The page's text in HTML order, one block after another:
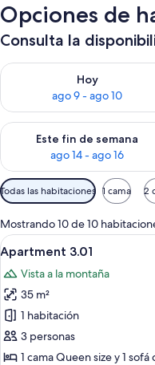
Opciones de
Consulta la
Hoy
ago 9 - ago 10
Consulta la disponibilidad
Este fin de semana
ago 14 - ago 16
Consulta la disponibilidad
Filtros
disponibles
para
las
habitaciones
Todas las habitaciones 1 cama 2
Mostrando 10 de 10
Ver
todas
las
fotos
de
Apartment
3.01
8
Apartment 3.01
Vista a la montaña
35 m²
1 habitación
3 personas
1 cama Queen size y 1